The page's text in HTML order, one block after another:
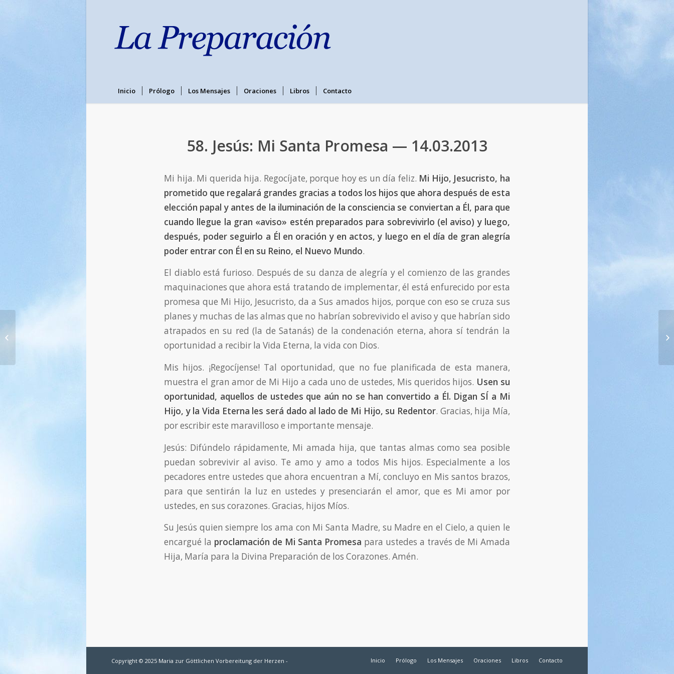
Inicio Prólogo Los Mensajes Oraciones Libros Contacto
58. Jesús: Mi Santa Promesa — 14.03.2013
Mi hija. Mi querida hija. Regocíjate, porque hoy es un día feliz. Mi Hijo, Jesucristo, ha
prometido que regalará grandes gracias a todos los hijos que ahora después de esta
elección papal y antes de la iluminación de la consciencia se conviertan a Él, para que
cuando llegue la gran «aviso» estén preparados para sobrevivirlo (el aviso) y luego,
después, poder seguirlo a Él en oración y en actos, y luego en el día de gran alegría
poder entrar con Él en su Reino, el Nuevo Mundo.
El diablo está furioso. Después de su danza de alegría y el comienzo de las grandes
maquinaciones que ahora está tratando de implementar, él está enfurecido por esta
promesa que Mi Hijo, Jesucristo, da a Sus amados hijos, porque con eso se cruza sus
planes y muchas de las almas que no habrían sobrevivido el aviso y que habrían sido
atrapados en su red (la de Satanás) de la condenación eterna, ahora sí tendrán la
oportunidad a recibir la Vida Eterna, la vida con Dios.
Mis hijos. ¡Regocíjense! Tal oportunidad, que no fue planificada de esta manera,
muestra el gran amor de Mi Hijo a cada uno de ustedes, Mis queridos hijos. Usen su
oportunidad, aquellos de ustedes que aún no se han convertido a Él. Digan SÍ a Mi
Hijo, y la Vida Eterna les será dado al lado de Mi Hijo, su Redentor. Gracias, hija Mía,
por escribir este maravilloso e importante mensaje.
Jesús: Difúndelo rápidamente, Mi amada hija, que tantas almas como sea posible
puedan sobrevivir al aviso. Te amo y amo a todos Mis hijos. Especialmente a los
pecadores entre ustedes que ahora encuentran a Mí, concluyo en Mis santos brazos,
para que sentirán la luz en ustedes y presenciarán el amor, que es Mi amor por
ustedes, en sus corazones. Gracias, hijos Míos.
Su Jesús quien siempre los ama con Mi Santa Madre, su Madre en el Cielo, a quien le
encargué la proclamación de Mi Santa Promesa para ustedes a través de Mi Amada
Hija, María para la Divina Preparación de los Corazones. Amén.
Copyright © 2025 Maria zur Göttlichen Vorbereitung der Herzen - Inicio Prólogo Los Mensajes Oraciones Libros Contacto